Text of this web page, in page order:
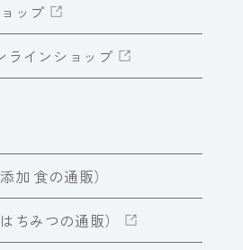
ップ
ラインショップ
加 食の通販）
ちみつの通販）